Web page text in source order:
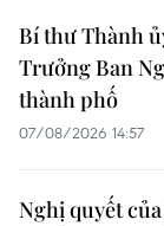
Bí thư Thành
Trưởng Ban
thành phố
07/08/2026 14:57
Nghị quyết